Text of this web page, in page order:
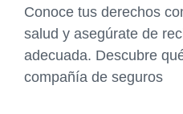
Conoce tus derechos
salud y asegúrate de
adecuada. Descubre
compañía de seguros